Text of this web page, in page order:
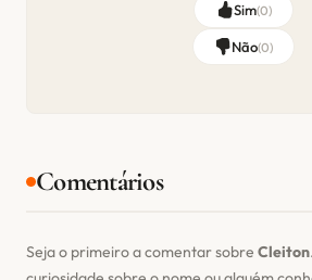
Sim(0)
Não(0)
Comentários
Seja o primeiro a comentar sobre Cleiton